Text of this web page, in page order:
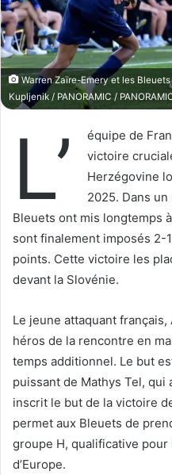
X n
c
o
u
r
l
Warren Zaïre-Emery et les
Kupljenik / PANORAMIC /
L’
équipe de
victoire
Herzégovine
2025. Dans
Bleuets ont mis longtemps
sont finalement imposés 2-
points. Cette victoire les
devant la Slovénie.
Le jeune attaquant
héros de la rencontre en
temps additionnel. Le but
puissant de Mathys Tel,
inscrit le but de la victoire
permet aux Bleuets de
groupe H, qualificative
d’Europe.